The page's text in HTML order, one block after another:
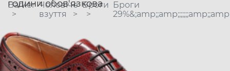
години обов'язкова
Barker Чоловіче
взуття
Броги Броги